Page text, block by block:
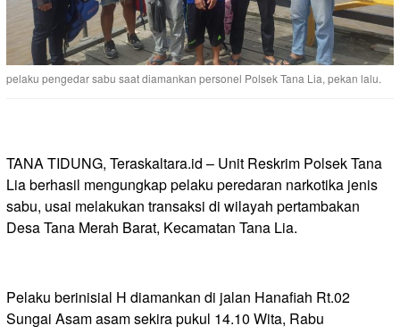
pelaku pengedar sabu saat diamankan personel Polsek Tana Lia, pekan lalu.
TANA TIDUNG, Teraskaltara.id – Unit Reskrim Polsek Tana
Lia berhasil mengungkap pelaku peredaran narkotika jenis
sabu, usai melakukan transaksi di wilayah pertambakan
Desa Tana Merah Barat, Kecamatan Tana Lia.
Pelaku berinisial H diamankan di jalan Hanafiah Rt.02
Sungai Asam asam sekira pukul 14.10 Wita, Rabu